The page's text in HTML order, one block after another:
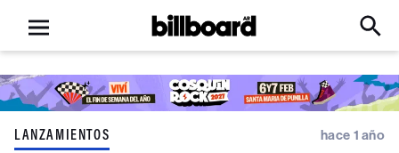
Open
menu
Billboard
Click
Input
LANZAMIENTOS hace 1 año